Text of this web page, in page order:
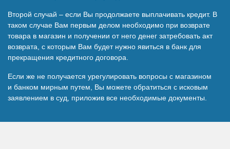
Второй случай – если Вы продолжаете выплачивать кредит. В
таком случае Вам первым делом необходимо при возврате
товара в магазин и получении от него денег затребовать акт
возврата, с которым Вам будет нужно явиться в банк для
прекращения кредитного договора.
Если же не получается урегулировать вопросы с магазином
и банком мирным путем, Вы можете обратиться с исковым
заявлением в суд, приложив все необходимые документы.